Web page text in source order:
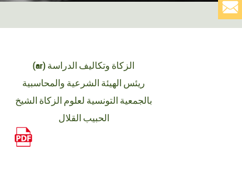
(ar) الزكاة وتكاليف الدراسة
ريئس الهيئة الشرعية والمحاسبية
بالجمعية التونسية لعلوم الزكاة الشيخ
الحبيب القلال